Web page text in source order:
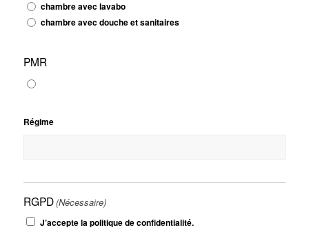
chambre avec lavabo
chambre avec douche et sanitaires
PMR
Régime
RGPD(Nécessaire)
J’accepte la politique de confidentialité.